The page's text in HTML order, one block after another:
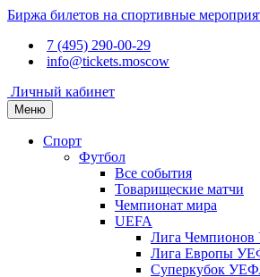
Биржа билетов на спортивные
7 (495) 290-00-29
info@tickets.moscow
Личный кабинет
Меню
Спорт
Футбол
Все события
Товарищеские матчи
Чемпионат мира
UEFA
Лига
Лига Европы
Суперкубок